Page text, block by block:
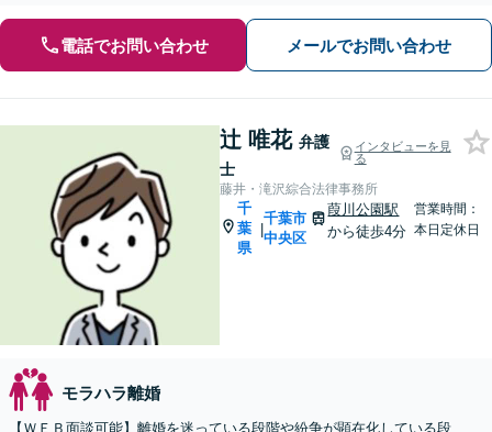
電話でお問い合わせ メールでお問い合わせ
辻 唯花 弁護
士
インタビューを見
る
藤井・滝沢綜合法律事務所
千
葉
県
|
千葉市
中央区
葭川公園駅
から徒歩4分
営業時間：
本日定休日
モラハラ離婚
【ＷＥＢ面談可能】離婚を迷っている段階や紛争が顕在化している段